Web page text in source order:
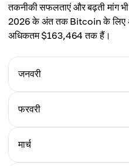
तकनीकी सफलताएं और बढ़ती मांग
2026 के अंत तक Bitcoin के लिए
अधिकतम $163,464 तक हैं।
जनवरी
न्यूनतम मूल्य
अधिकतम मूल्य
फरवरी
न्यूनतम मूल्य
मार्च